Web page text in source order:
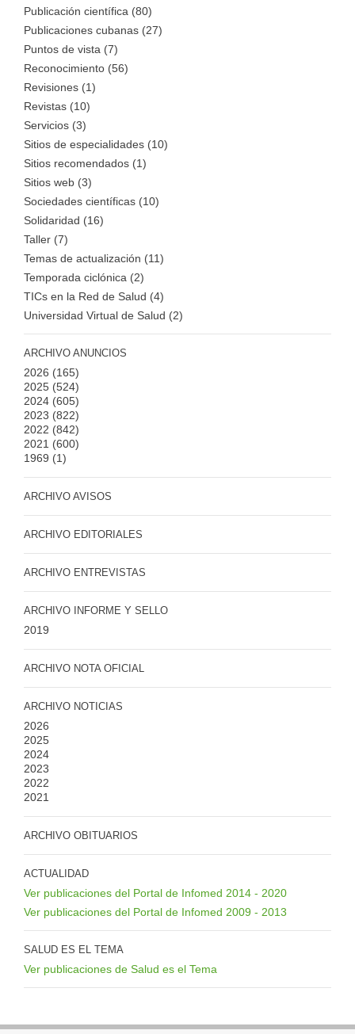
Publicación científica (80)
Publicaciones cubanas (27)
Puntos de vista (7)
Reconocimiento (56)
Revisiones (1)
Revistas (10)
Servicios (3)
Sitios de especialidades (10)
Sitios recomendados (1)
Sitios web (3)
Sociedades científicas (10)
Solidaridad (16)
Taller (7)
Temas de actualización (11)
Temporada ciclónica (2)
TICs en la Red de Salud (4)
Universidad Virtual de Salud (2)
ARCHIVO ANUNCIOS
2026 (165)
2025 (524)
2024 (605)
2023 (822)
2022 (842)
2021 (600)
1969 (1)
ARCHIVO AVISOS
ARCHIVO EDITORIALES
ARCHIVO ENTREVISTAS
ARCHIVO INFORME Y SELLO
2019
ARCHIVO NOTA OFICIAL
ARCHIVO NOTICIAS
2026
2025
2024
2023
2022
2021
ARCHIVO OBITUARIOS
ACTUALIDAD
Ver publicaciones del Portal de Infomed 2014 - 2020
Ver publicaciones del Portal de Infomed 2009 - 2013
SALUD ES EL TEMA
Ver publicaciones de Salud es el Tema